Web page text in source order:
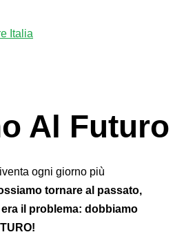
Al Futuro
ogni giorno più
tornare al passato,
il problema: dobbiamo